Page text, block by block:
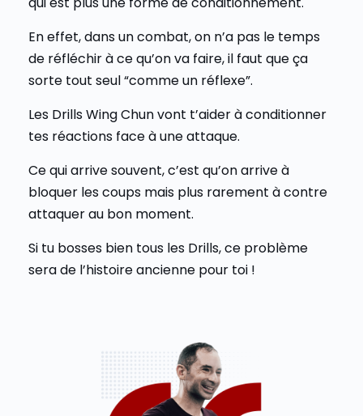
En effet, dans un combat, on n’a pas le temps
de réfléchir à ce qu’on va faire, il faut que ça
sorte tout seul “comme un réflexe”.
Les Drills Wing Chun vont t’aider à conditionner
tes réactions face à une attaque.
Ce qui arrive souvent, c’est qu’on arrive à
bloquer les coups mais plus rarement à contre
attaquer au bon moment.
Si tu bosses bien tous les Drills, ce problème
sera de l’histoire ancienne pour toi !